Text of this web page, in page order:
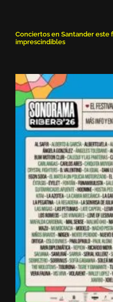
Conciertos en Santander este
imprescindibles